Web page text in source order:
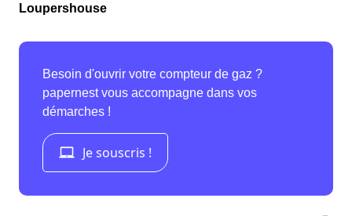
Loupershouse